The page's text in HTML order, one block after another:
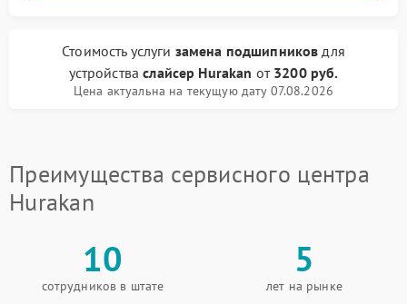
Стоимость услуги замена подшипников для
устройстваслайсер Hurakan от 3200 руб.
Цена актуальна на текущую дату 07.08.2026
Преимущества сервисного центра
Hurakan
10
сотрудников в штате
5
лет на рынке